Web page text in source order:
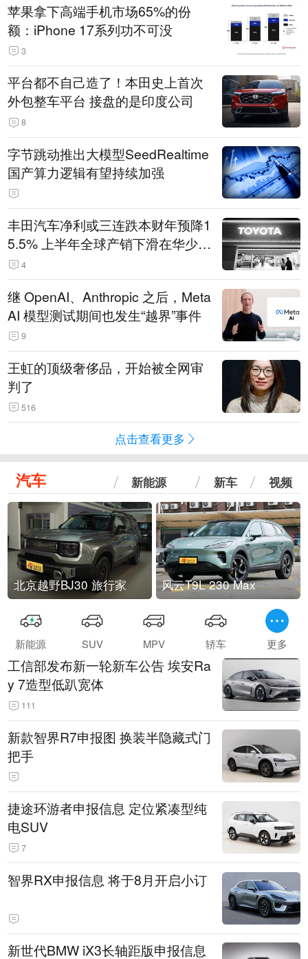
苹果拿下高端手机市场65%的份
额：iPhone 17系列功不可没
3
平台都不自己造了！本田史上首次
外包整车平台 接盘的是印度公司
8
字节跳动推出大模型SeedRealtime
国产算力逻辑有望持续加强
丰田汽车净利或三连跌本财年预降1
5.5% 上半年全球产销下滑在华少卖
14.3万辆
4
继 OpenAI、Anthropic 之后，Meta
AI 模型测试期间也发生“越界”事件
9
王虹的顶级奢侈品，开始被全网审
判了
516
点击查看更多
汽车 新能源 新车 视频
北京越野BJ30 旅行家 风云T9L 230 Max
新能源 SUV MPV 轿车 更多
工信部发布新一轮新车公告 埃安Ra
y 7造型低趴宽体
111
新款智界R7申报图 换装半隐藏式门
把手
捷途环游者申报信息 定位紧凑型纯
电SUV
7
智界RX申报信息 将于8月开启小订
新世代BMW iX3长轴距版申报信息